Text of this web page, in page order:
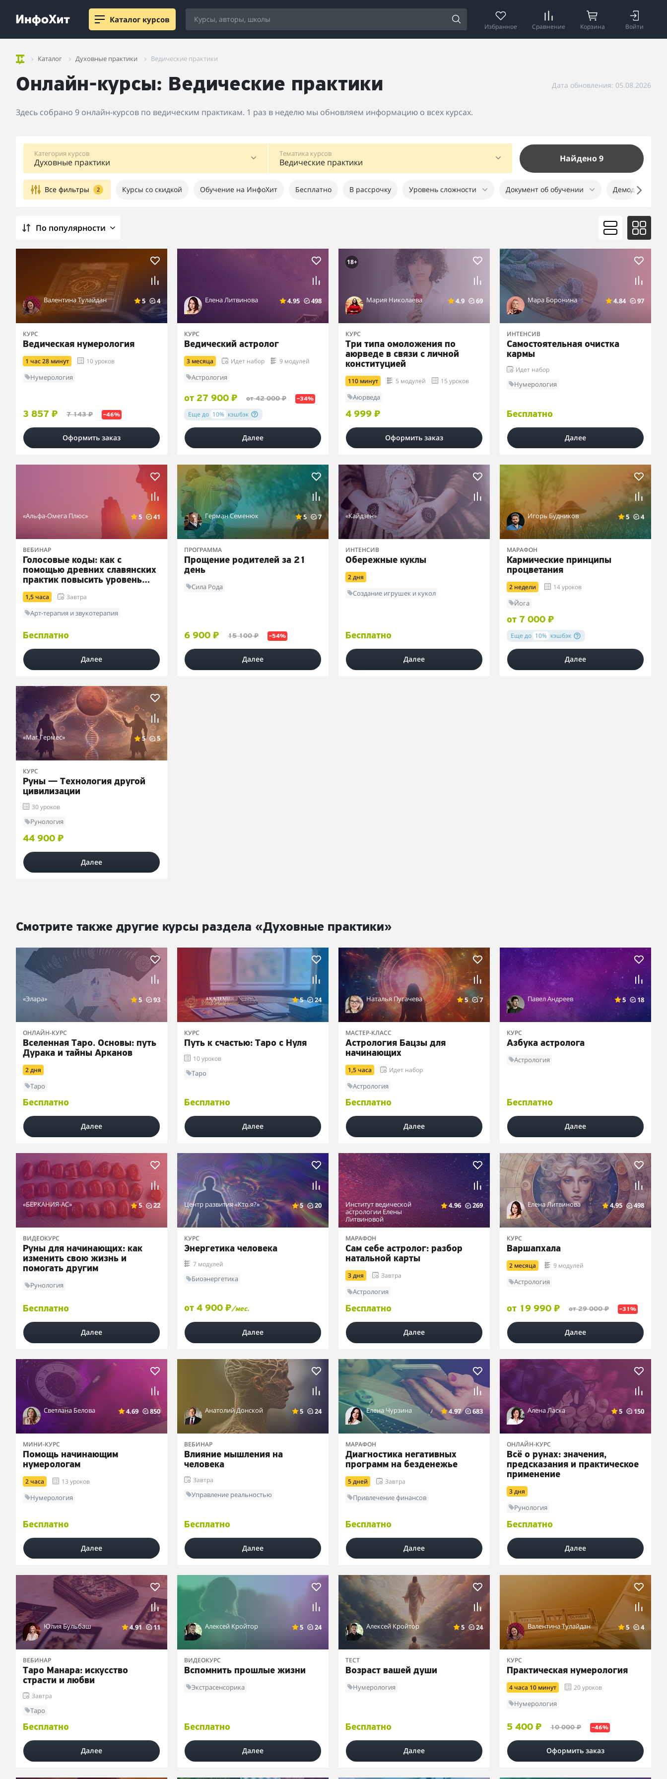
Каталог курсов
Избранное Сравнение Корзина Войти
Каталог Духовные практики Ведические практики
Онлайн-курсы: Ведические практики Дата обновления: 05.08.2026
Здесь собрано 9 онлайн-курсов по ведическим практикам. 1 раз в неделю мы обновляем информацию о всех курсах.
Духовные практики
Категория курсов
Ведические практики
Тематика курсов
Все фильтры 2 Курсы со скидкой Обучение на ИнфоХит Бесплатно В рассрочку Уровень сложности Документ об обучении Демодоступ
Найдено 9
По популярности
Валентина Тулайдан 5 4
КУРС
Ведическая нумерология
1 час 28 минут 10 уроков
Нумерология
3 857 ₽ 7 143 ₽ –46%
Оформить заказ
Елена Литвинова 4.95 498
КУРС
Ведический астролог
3 месяца Идет набор 9 модулей
Астрология
от 27 900 ₽ от 42 000 ₽ –34%
Еще до 10% кэшбэк
Далее
18+
Мария Николаева 4.9 69
КУРС
Три типа омоложения по
аюрведе в связи с личной
конституцией
110 минут 5 модулей 15 уроков
Аюрведа
4 999 ₽
Оформить заказ
Мара Боронина 4.84 97
ИНТЕНСИВ
Самостоятельная очистка
кармы
Идет набор
Нумерология
Бесплатно
Далее
«Альфа-Омега Плюс» 5 41
ВЕБИНАР
Голосовые коды: как с
помощью древних славянских
практик повысить уровень
энергетики
1,5 часа Завтра
Арт-терапия и звукотерапия
Бесплатно
Далее
Герман Семенюк 5 7
ПРОГРАММА
Прощение родителей за 21
день
Сила Рода
6 900 ₽ 15 100 ₽ –54%
Далее
«Кайдзен»
ИНТЕНСИВ
Обережные куклы
2 дня
Создание игрушек и кукол
Бесплатно
Далее
Игорь Будников 5 4
МАРАФОН
Кармические принципы
процветания
2 недели 14 уроков
Йога
от 7 000 ₽
Еще до 10% кэшбэк
Далее
«Маг Гермес» 5 5
КУРС
Руны — Технология другой
цивилизации
30 уроков
Рунология
44 900 ₽
Далее
Смотрите также другие курсы раздела «Духовные практики»
«Элара» 5 93
ОНЛАЙН-КУРС
Вселенная Таро. Основы: путь
Дурака и тайны Арканов
2 дня
Таро
Бесплатно
Далее
5 24
КУРС
Путь к счастью: Таро с Нуля
10 уроков
Таро
Бесплатно
Далее
Наталья Пугачева 5 7
МАСТЕР-КЛАСС
Астрология Бацзы для
начинающих
1,5 часа Идет набор
Астрология
Бесплатно
Далее
Павел Андреев 5 18
КУРС
Азбука астролога
Астрология
Бесплатно
Далее
«БЕРКАНИЯ-АС» 5 22
ВИДЕОКУРС
Руны для начинающих: как
изменить свою жизнь и
помогать другим
Рунология
Бесплатно
Далее
Центр развития «Кто я?» 5 20
КУРС
Энергетика человека
7 модулей
Биоэнергетика
от 4 900 ₽/мес.
Далее
Институт ведической
астрологии Елены
Литвиновой
4.96 269
МАРАФОН
Сам себе астролог: разбор
натальной карты
3 дня Завтра
Астрология
Бесплатно
Далее
Елена Литвинова 4.95 498
КУРС
Варшапхала
2 месяца 9 модулей
Астрология
от 19 990 ₽ от 29 000 ₽ –31%
Далее
Светлана Белова 4.69 850
МИНИ-КУРС
Помощь начинающим
нумерологам
2 часа 13 уроков
Нумерология
Бесплатно
Далее
Анатолий Донской 5 24
ВЕБИНАР
Влияние мышления на
человека
Завтра
Управление реальностью
Бесплатно
Далее
Елена Чурзина 4.97 683
МАРАФОН
Диагностика негативных
программ на безденежье
5 дней Завтра
Привлечение финансов
Бесплатно
Далее
Алена Ласка 5 150
ОНЛАЙН-КУРС
Всё о рунах: значения,
предсказания и практическое
применение
3 дня
Рунология
Бесплатно
Далее
Юлия Бульбаш 4.91 11
ВЕБИНАР
Таро Манара: искусство
страсти и любви
Завтра
Таро
Бесплатно
Далее
Алексей Кройтор 5 24
ВИДЕОКУРС
Вспомнить прошлые жизни
Экстрасенсорика
Бесплатно
Далее
Алексей Кройтор 5 24
ТЕСТ
Возраст вашей души
Нумерология
Бесплатно
Далее
Валентина Тулайдан 5 4
КУРС
Практическая нумерология
4 часа 10 минут 20 уроков
Нумерология
5 400 ₽ 10 000 ₽ –46%
Оформить заказ